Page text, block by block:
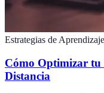
Estrategias de Aprendizaje
Cómo Optimizar tu
Distancia